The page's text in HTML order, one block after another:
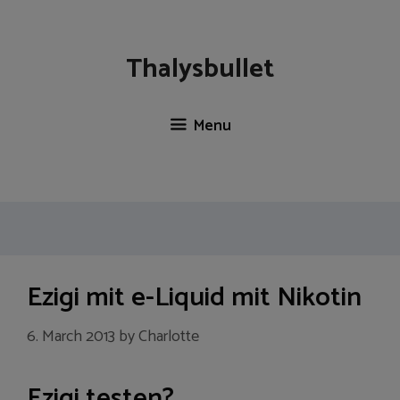
Thalysbullet
Menu
Ezigi mit e-Liquid mit Nikotin
6. March 2013 byCharlotte